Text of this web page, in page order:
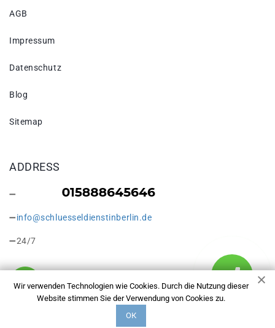
Wir verwenden Technologien wie Cookies. Durch die Nutzung dieser
Website stimmen Sie der Verwendung von Cookies zu.
ОК
AGB
Impressum
Datenschutz
Blog
Sitemap
ADDRESS
info@schluesseldienstinberlin.de
24/7
Copyright © 2026 Schlüsseldienst in Berlin Falkensee. Alle